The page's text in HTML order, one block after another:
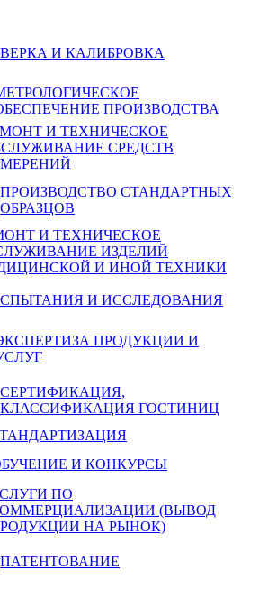
И КАЛИБРОВКА
ПРОИЗВОДСТВА
И ТЕХНИЧЕСКОЕ
СРЕДСТВ
ПРОИЗВОДСТВО СТАНДАРТНЫХ
ОБРАЗЦОВ
И ТЕХНИЧЕСКОЕ
ИЗДЕЛИЙ
И ИНОЙ ТЕХНИКИ
И ИССЛЕДОВАНИЯ
ПРОДУКЦИИ И
СЕРТИФИКАЦИЯ,
КЛАССИФИКАЦИЯ ГОСТИНИЦ
И КОНКУРСЫ
ПО
(ВЫВОД
НА РЫНОК)
ПАТЕНТОВАНИЕ